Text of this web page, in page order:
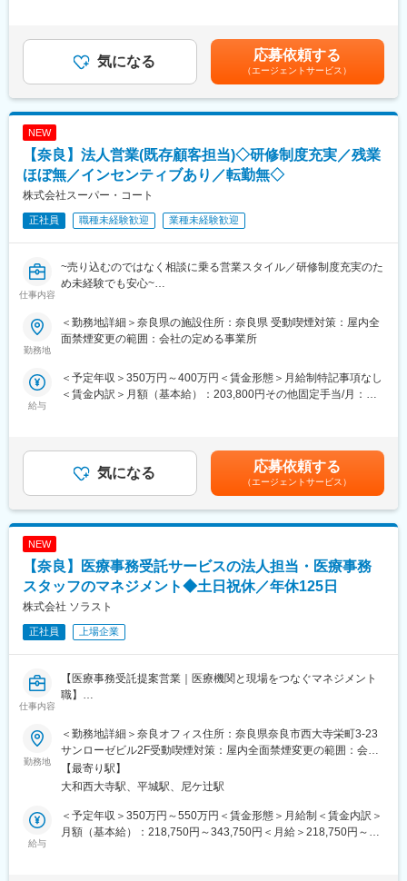
・原材料や資材の発注業務
・取引先との納期確認、調整
・各種データ入力、管理業務
・指定医薬部外品「Angelica」シリーズ（和漢栄養ドリンク）
・「ギガントスD3000プラス」
・婦人薬「ジンホル」など
※全国のドラッグストアやホームセンターなどで販売される製品の
ほか、自衛隊関連商品など特徴的な製品も展開しています。奈良
■組織構成：
工場全体では27名が在籍しており、そのうち生産管理部門は9名
す。
製品づくりの流れや生産管理の基礎を学び、在庫管理や発注業務
などから段階的に担当いただきます。
■働き方
・残業は月平均10時間程度と少なく、プライベートとの両立が可
能です。
・生産管理部門は少数精鋭組織のため、一人ひとりが裁量を持ち
す。
■キャリアパス
生産管理の基礎を身につけた後は、徐々に担当領域を広げながら
経験を積んでいただきます。将来的には生産管理部門の中核人材
■海外展開について
当社ではタイ・ベトナムを中心とした海外展開を推進していま
に挑戦しています。
変更の範囲：会社の定める業務
(月額)は固定手当を含めた表記です。
気になる 応募依頼する
（エージェントサービス）
NEW
【奈良】法人営業(既存顧客担当)◇研修制度充実／残業
ほぼ無／インセンティブあり／転勤無◇
株式会社スーパー・コート
正社員 職種未経験歓迎 業種未経験歓迎
仕事内容
~売り込むのではなく相談に乗る営業スタイル／研修制度充実のた
め未経験でも安心~
■業務概要
【スーパー・コートがあるから老後が安心】をミッションにかか
げている当社にて、法人営業を募集いたします。
検討されている方やそのご家族に対し、当社の施設をご案内しま
す。しっかりとした研修をご用意していますので、営業経験のな
▼医療機関や居宅介護支援事業所などへの訪問
病院やリハビリ施設、居宅介護支援事業所などを定期的に訪問。
介護施設へのご入居を検討されている方やそのご家族を紹介して
いただきます。
▼施設の案内・説明
どのような設備を利用したいか、どの程度の介護が必要かなどを
丁寧にヒアリング。その上で、複数の施設の中から、ご要望に合
う最適な施設をご案内します。
＊担当エリア：大阪・京都・奈良・兵庫の各拠点を中心にチーム
で活動を行います。
＊インセンティブ：1契約につき2～3万円のインセンティブ支給
となります。
■仕事のポイント：
護施設へのご入居にあたり、利用者様やそのご家族の不安を取り
除くために「相談に乗る」気持ちで対応することを大切にしてい
ます。
◎遠い未来も確実に必要とされる安定事業
の存在が身近になっていく時代だからこそ、当社へのニーズは着
実に広がっています。今後はさらなる成長を見越し、新たな施設
勤務地
＜勤務地詳細＞奈良県の施設住所：奈良県 受動喫煙対策：屋内全
面禁煙変更の範囲：会社の定める事業所
給与
＜予定年収＞350万円～400万円＜賃金形態＞月給制特記事項なし
＜賃金内訳＞月額（基本給）：203,800円その他固定手当/月：
＞■昇給年1回■賞与（年2回）※賞与についは評価期間外の支給は
ございません月給241,100円＋インセンティブ ※月平均６万円を
獲得しています（契約件数により上下あり）※月給にはみなし残業
手当（13時間分／2万円）を含みます。超過分は別途支給しま
す。賃金はあくまでも目安の金額であり、選考を通じて上下する
気になる 応募依頼する
（エージェントサービス）
NEW
【奈良】医療事務受託サービスの法人担当・医療事務
スタッフのマネジメント◆土日祝休／年休125日
株式会社 ソラスト
正社員 上場企業
仕事内容
【医療事務受託提案営業｜医療機関と現場をつなぐマネジメント
職】
て、以下の業務をご担当いただきます。
■具体的には：
◆クライアント（医療機関）との関係性構築と折衝・提案
担当する病院の事務長、医事課長、職員と信頼関係を構築し、パ
ートナーとして課題解決に向けた提案を行います。
・病院の事務長や担当者への定期訪問を通じたニーズ、要望・課
題のヒアリング、課題解決に向けた提案
勤務地
＜勤務地詳細＞奈良オフィス住所：奈良県奈良市西大寺栄町3-23
サンローゼビル2F受動喫煙対策：屋内全面禁煙変更の範囲：会社
の定める事業所
【最寄り駅】
大和西大寺駅、平城駅、尼ケ辻駅
給与
＜予定年収＞350万円～550万円＜賃金形態＞月給制＜賃金内訳＞
月額（基本給）：218,750円～343,750円＜月給＞218,750円～